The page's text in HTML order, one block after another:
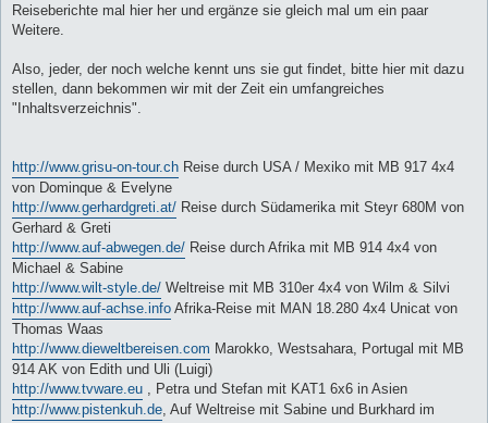
r
a
Reiseberichte mal hier her und ergänze sie gleich mal um ein paar
Weitere.
Also, jeder, der noch welche kennt uns sie gut findet, bitte hier mit dazu
stellen, dann bekommen wir mit der Zeit ein umfangreiches
"Inhaltsverzeichnis".
http://www.grisu-on-tour.ch Reise durch USA / Mexiko mit MB 917 4x4
von Dominque & Evelyne
http://www.gerhardgreti.at/ Reise durch Südamerika mit Steyr 680M von
Gerhard & Greti
http://www.auf-abwegen.de/ Reise durch Afrika mit MB 914 4x4 von
Michael & Sabine
http://www.wilt-style.de/ Weltreise mit MB 310er 4x4 von Wilm & Silvi
http://www.auf-achse.info Afrika-Reise mit MAN 18.280 4x4 Unicat von
Thomas Waas
http://www.dieweltbereisen.com Marokko, Westsahara, Portugal mit MB
914 AK von Edith und Uli (Luigi)
http://www.tvware.eu , Petra und Stefan mit KAT1 6x6 in Asien
http://www.pistenkuh.de , Auf Weltreise mit Sabine und Burkhard im